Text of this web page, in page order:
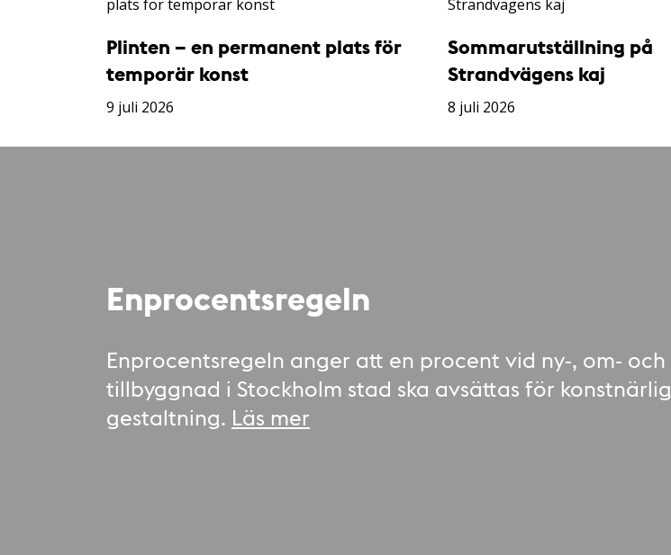
Plinten – en permanent plats för
temporär konst
9 juli 2026
Sommarutställning på
Strandvägens kaj
8 juli 2026
Enprocentsregeln
Enprocentsregeln anger att en procent vid ny-, om- och
tillbyggnad i Stockholm stad ska avsättas för konstnärlig
gestaltning. Läs mer